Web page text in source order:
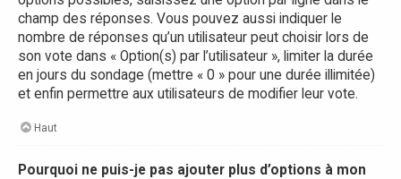
champ des réponses. Vous pouvez aussi indiquer le
nombre de réponses qu’un utilisateur peut choisir lors de
son vote dans « Option(s) par l’utilisateur », limiter la durée
en jours du sondage (mettre « 0 » pour une durée illimitée)
et enfin permettre aux utilisateurs de modifier leur vote.
Haut
Pourquoi ne puis-je pas ajouter plus d’options à mon